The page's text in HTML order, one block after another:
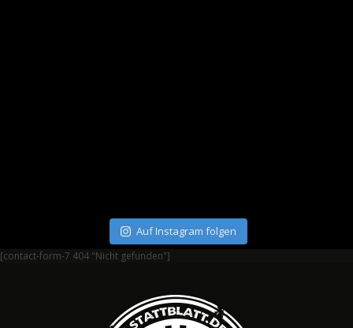
Auf Instagram folgen
[contact-form-7 404 "Nicht gefunden"]